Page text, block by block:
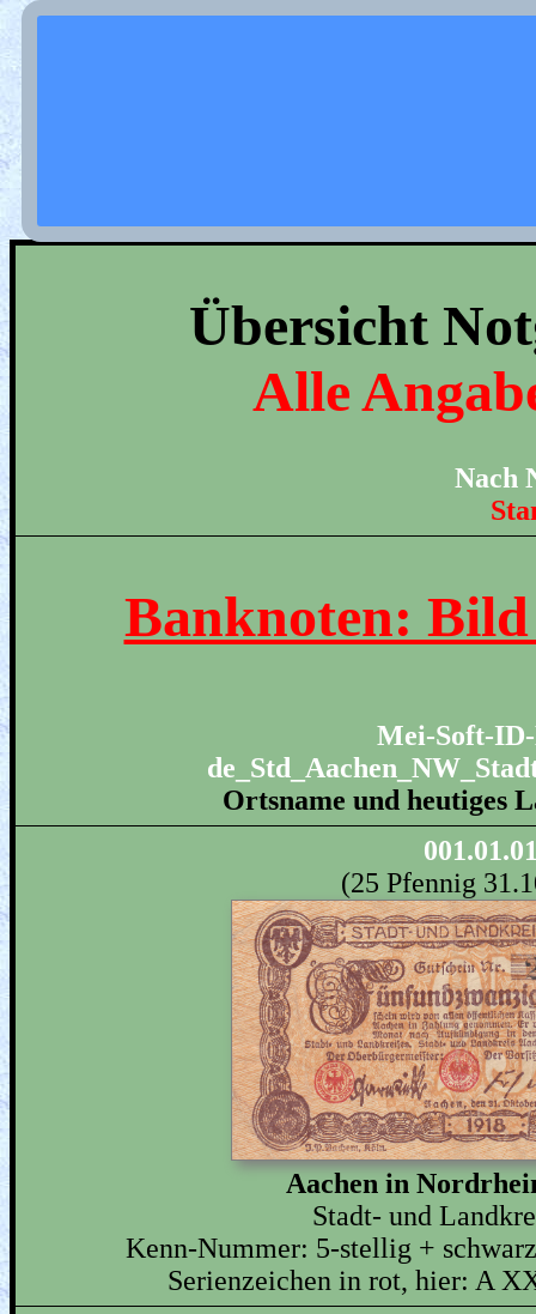
Übersicht
Alle
Nach
Banknoten:
Mei-Soft-
Ortsname und heutiges
(25 Pfennig
Aachen in
Stadt- und
Kenn-Nummer: 5-stellig +
Serienzeichen in rot, hier: A